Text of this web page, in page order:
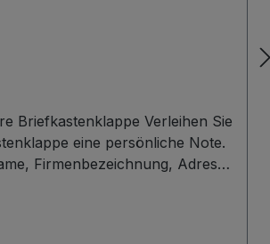
Briefkastenklappe Verleihen Sie
eine persönliche Note.
Firmenbezeichnung, Adresse